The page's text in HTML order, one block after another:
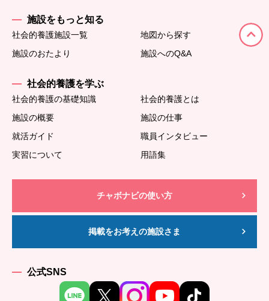
施設をもっと知る
社会的養護施設一覧
地図から探す
施設のおたより
施設へのQ&A
社会的養護を学ぶ
社会的養護の基礎知識
社会的養護とは
施設の概要
施設の仕事
就活ガイド
職員インタビュー
実習について
用語集
チャボナビの使い方
掲載をお考えの施設さま
公式SNS